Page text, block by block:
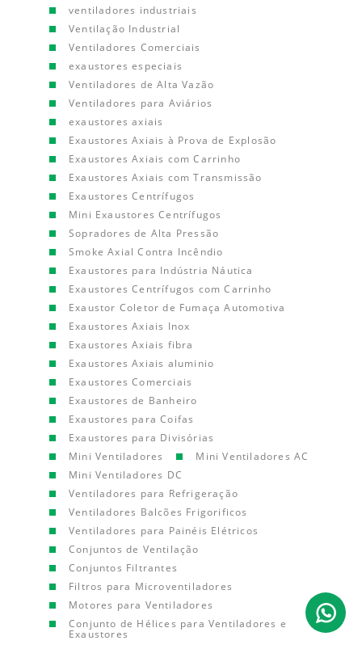
ventiladores industriais
Ventilação Industrial
Ventiladores Comerciais
exaustores especiais
Ventiladores de Alta Vazão
Ventiladores para Aviários
exaustores axiais
Exaustores Axiais à Prova de Explosão
Exaustores Axiais com Carrinho
Exaustores Axiais com Transmissão
Exaustores Centrífugos
Mini Exaustores Centrífugos
Sopradores de Alta Pressão
Smoke Axial Contra Incêndio
Exaustores para Indústria Náutica
Exaustores Centrífugos com Carrinho
Exaustor Coletor de Fumaça Automotiva
Exaustores Axiais Inox
Exaustores Axiais fibra
Exaustores Axiais aluminio
Exaustores Comerciais
Exaustores de Banheiro
Exaustores para Coifas
Exaustores para Divisórias
Mini Ventiladores
Mini Ventiladores AC
Mini Ventiladores DC
Ventiladores para Refrigeração
Ventiladores Balcões Frigorificos
Ventiladores para Painéis Elétricos
Conjuntos de Ventilação
Conjuntos Filtrantes
Filtros para Microventiladores
Motores para Ventiladores
Conjunto de Hélices para Ventiladores e
Exaustores